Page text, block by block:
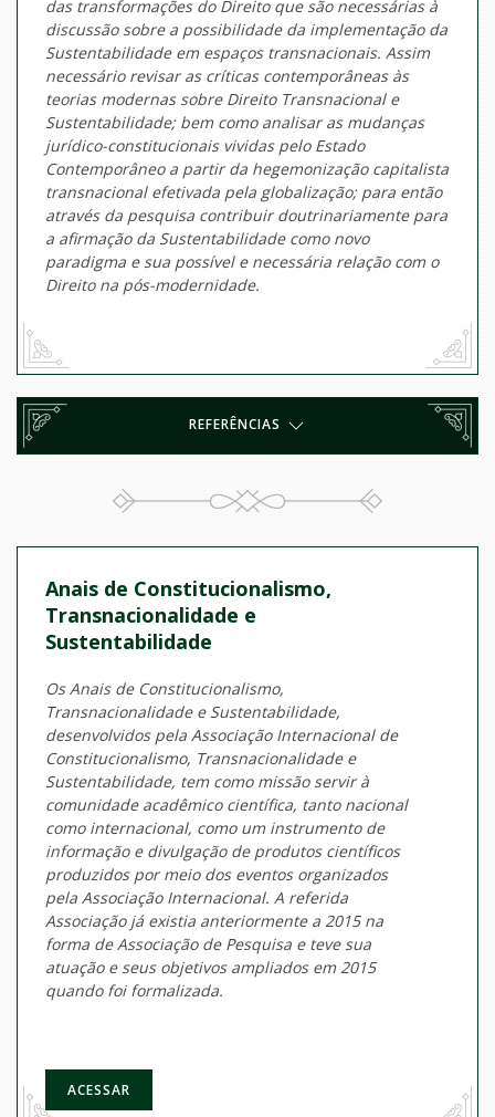
das transformações do Direito que são necessárias à
discussão sobre a possibilidade da implementação da
Sustentabilidade em espaços transnacionais. Assim
necessário revisar as críticas contemporâneas às
teorias modernas sobre Direito Transnacional e
Sustentabilidade; bem como analisar as mudanças
jurídico-constitucionais vividas pelo Estado
Contemporâneo a partir da hegemonização capitalista
transnacional efetivada pela globalização; para então
através da pesquisa contribuir doutrinariamente para
a afirmação da Sustentabilidade como novo
paradigma e sua possível e necessária relação com o
Direito na pós-modernidade.
REFERÊNCIAS
Anais de Constitucionalismo,
Transnacionalidade e
Sustentabilidade
Os Anais de Constitucionalismo,
Transnacionalidade e Sustentabilidade,
desenvolvidos pela Associação Internacional de
Constitucionalismo, Transnacionalidade e
Sustentabilidade, tem como missão servir à
comunidade acadêmico científica, tanto nacional
como internacional, como um instrumento de
informação e divulgação de produtos científicos
produzidos por meio dos eventos organizados
pela Associação Internacional. A referida
Associação já existia anteriormente a 2015 na
forma de Associação de Pesquisa e teve sua
atuação e seus objetivos ampliados em 2015
quando foi formalizada.
ACESSAR